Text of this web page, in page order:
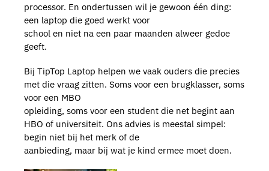
processor. En ondertussen wil je gewoon één ding:
een laptop die goed werkt voor
school en niet na een paar maanden alweer gedoe
geeft.
Bij TipTop Laptop helpen we vaak ouders die precies
met die vraag zitten. Soms voor een brugklasser, soms
voor een MBO
opleiding, soms voor een student die net begint aan
HBO of universiteit. Ons advies is meestal simpel:
begin niet bij het merk of de
aanbieding, maar bij wat je kind ermee moet doen.